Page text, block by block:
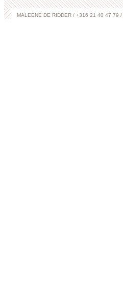
MALEENE DE RIDDER / +316 21 40 47 79 /